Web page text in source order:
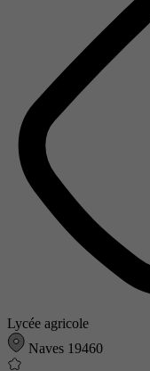
Lycée agricole
Naves 19460